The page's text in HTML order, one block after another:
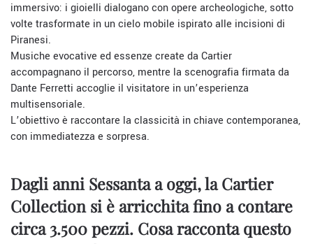
immersivo: i gioielli dialogano con opere archeologiche, sotto
volte trasformate in un cielo mobile ispirato alle incisioni di
Piranesi.
Musiche evocative ed essenze create da Cartier
accompagnano il percorso, mentre la scenografia firmata da
Dante Ferretti accoglie il visitatore in un’esperienza
multisensoriale.
L’obiettivo è raccontare la classicità in chiave contemporanea,
con immediatezza e sorpresa.
Dagli anni Sessanta a oggi, la Cartier
Collection si è arricchita fino a contare
circa 3.500 pezzi. Cosa racconta questo